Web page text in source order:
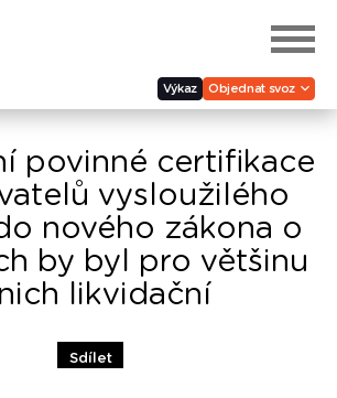
Výkaz Objednat svoz
povinné certifikace
vysloužilého
nového zákona o
by byl pro většinu
likvidační
Sdílet